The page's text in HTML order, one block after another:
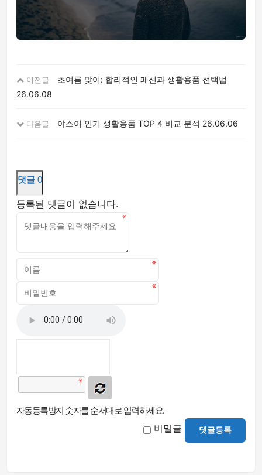
이전글
초여름 맞이: 합리적인 패션과 생활용품 선택법
26.06.08
다음글 야스이 인기 생활용품 TOP 4 비교 분석 26.06.06
댓글 0
등록된 댓글이 없습니다.
자동등록방지 숫자를 순서대로 입력하세요.
비밀글 댓글등록